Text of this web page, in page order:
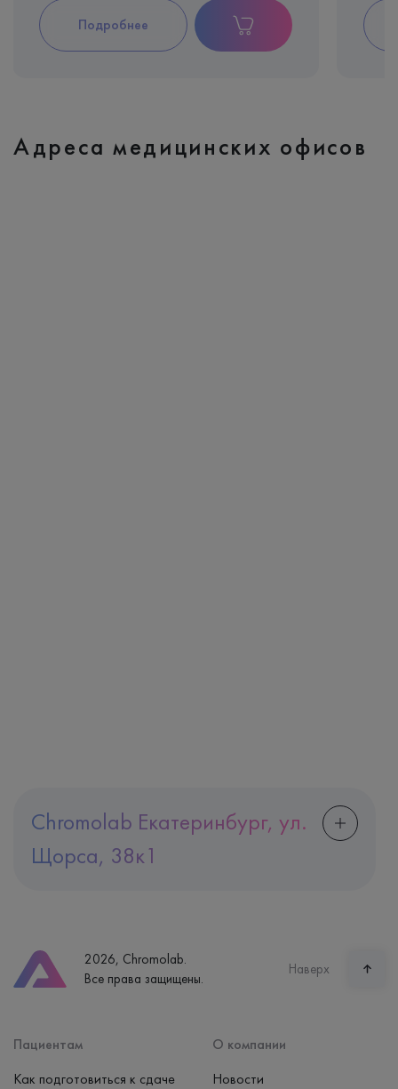
Подробнее
Chromolab Екатеринбург, ул.
Щорса, 38к1
Часы работы
пн-вс: 7:30-15:00
Адреса медицинских офисов
2026, Chromolab.
Все права защищены.
Наверх
Пациентам
Как подготовиться к сдаче
О компании
Новости